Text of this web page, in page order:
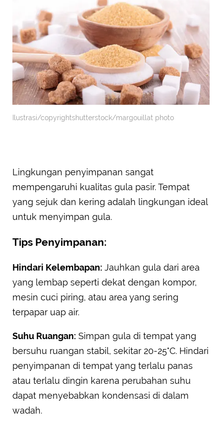
Ilustrasi/copyrightshutterstock/margouillat photo
Lingkungan penyimpanan sangat
mempengaruhi kualitas gula pasir. Tempat
yang sejuk dan kering adalah lingkungan ideal
untuk menyimpan gula.
Tips Penyimpanan:
Hindari Kelembapan: Jauhkan gula dari area
yang lembap seperti dekat dengan kompor,
mesin cuci piring, atau area yang sering
terpapar uap air.
Suhu Ruangan: Simpan gula di tempat yang
bersuhu ruangan stabil, sekitar 20-25°C. Hindari
penyimpanan di tempat yang terlalu panas
atau terlalu dingin karena perubahan suhu
dapat menyebabkan kondensasi di dalam
wadah.